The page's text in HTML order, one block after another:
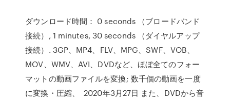
ダウンロード時間： 0 seconds （ブロードバンド
接続）, 1 minutes, 30 seconds （ダイヤルアップ
接続）. 3GP、MP4、FLV、MPG、SWF、VOB、
MOV、WMV、AVI、DVDなど、ほぼ全てのフォー
マットの動画ファイルを変換; 数千個の動画を一度
に変換・圧縮、 2020年3月27日 また、DVDから音